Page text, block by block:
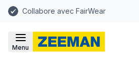
Collabore avec FairWear
Menu